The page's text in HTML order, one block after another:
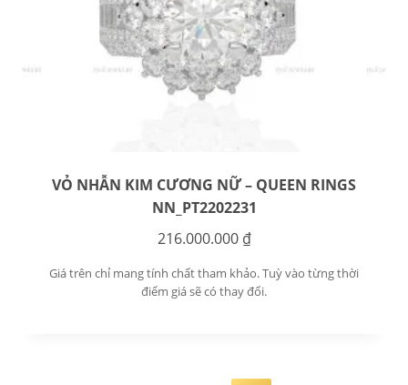
VỎ NHẪN KIM CƯƠNG NỮ – QUEEN RINGS
NN_PT2202231
216.000.000 ₫
Giá trên chỉ mang tính chất tham khảo. Tuỳ vào từng thời
điểm giá sẽ có thay đổi.